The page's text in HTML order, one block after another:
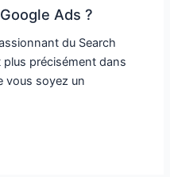
Ads ?
du Search
plus précisément dans
vous soyez un